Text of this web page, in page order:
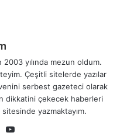
yılında mezun oldum.
Çeşitli sitelerde yazılar
serbest gazeteci olarak
dikkatini çekecek haberleri
yazmaktayım.
YouTube